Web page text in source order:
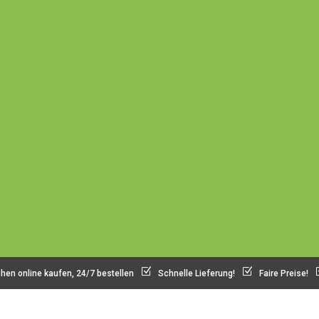
online kaufen, 24/7 bestellen Z Schnelle Lieferung! Z Faire Preise!